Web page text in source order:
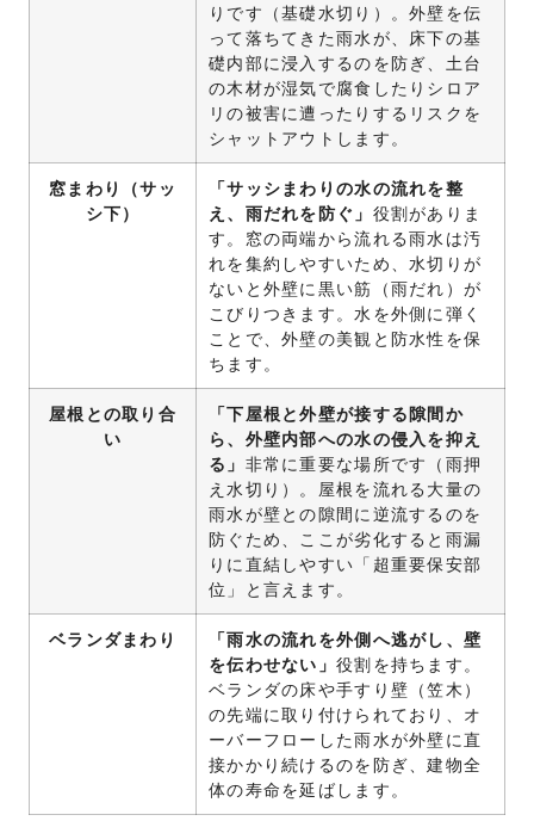
りです（基礎水切り）。外壁を伝
って落ちてきた雨水が、床下の基
礎内部に浸入するのを防ぎ、土台
の木材が湿気で腐食したりシロア
リの被害に遭ったりするリスクを
シャットアウトします。
窓まわり（サッ
シ下）
「サッシまわりの水の流れを整
え、雨だれを防ぐ」 役割がありま
す。窓の両端から流れる雨水は汚
れを集約しやすいため、水切りが
ないと外壁に黒い筋（雨だれ）が
こびりつきます。水を外側に弾く
ことで、外壁の美観と防水性を保
ちます。
屋根との取り合
い
「下屋根と外壁が接する隙間か
ら、外壁内部への水の侵入を抑え
る」 非常に重要な場所です（雨押
え水切り）。屋根を流れる大量の
雨水が壁との隙間に逆流するのを
防ぐため、ここが劣化すると雨漏
りに直結しやすい「超重要保安部
位」と言えます。
ベランダまわり
「雨水の流れを外側へ逃がし、壁
を伝わせない」 役割を持ちます。
ベランダの床や手すり壁（笠木）
の先端に取り付けられており、オ
ーバーフローした雨水が外壁に直
接かかり続けるのを防ぎ、建物全
体の寿命を延ばします。